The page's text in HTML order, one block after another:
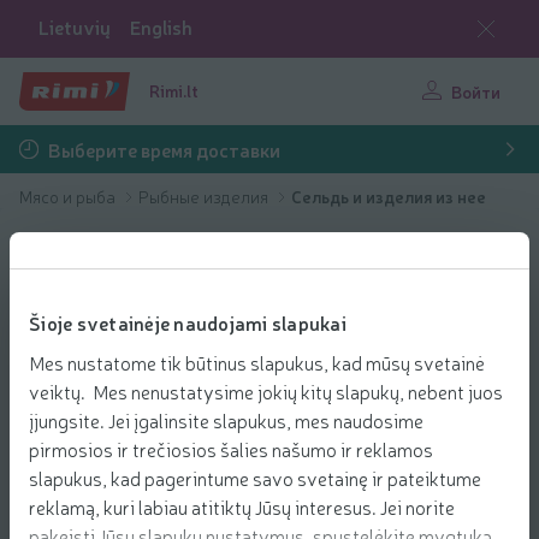
Šioje svetainėje naudojami slapukai
Mes nustatome tik būtinus slapukus, kad mūsų svetainė
veiktų. Mes nenustatysime jokių kitų slapukų, nebent juos
įjungsite. Jei įgalinsite slapukus, mes naudosime
pirmosios ir trečiosios šalies našumo ir reklamos
slapukus, kad pagerintume savo svetainę ir pateiktume
reklamą, kuri labiau atitiktų Jūsų interesus. Jei norite
Lietuvių English
Rimi.lt Войти
Выберите время доставки
Мясо и рыба Рыбные изделия Сельдь и изделия из нее